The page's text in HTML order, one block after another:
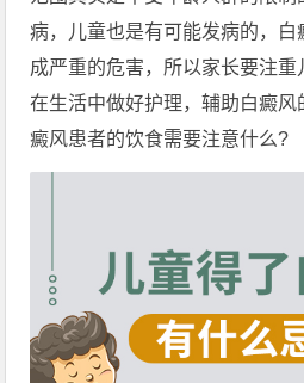
病，儿童也是有可能发病的，
成严重的危害，所以家长要注
在生活中做好护理，辅助白癜风
癜风患者的饮食需要注意什么?